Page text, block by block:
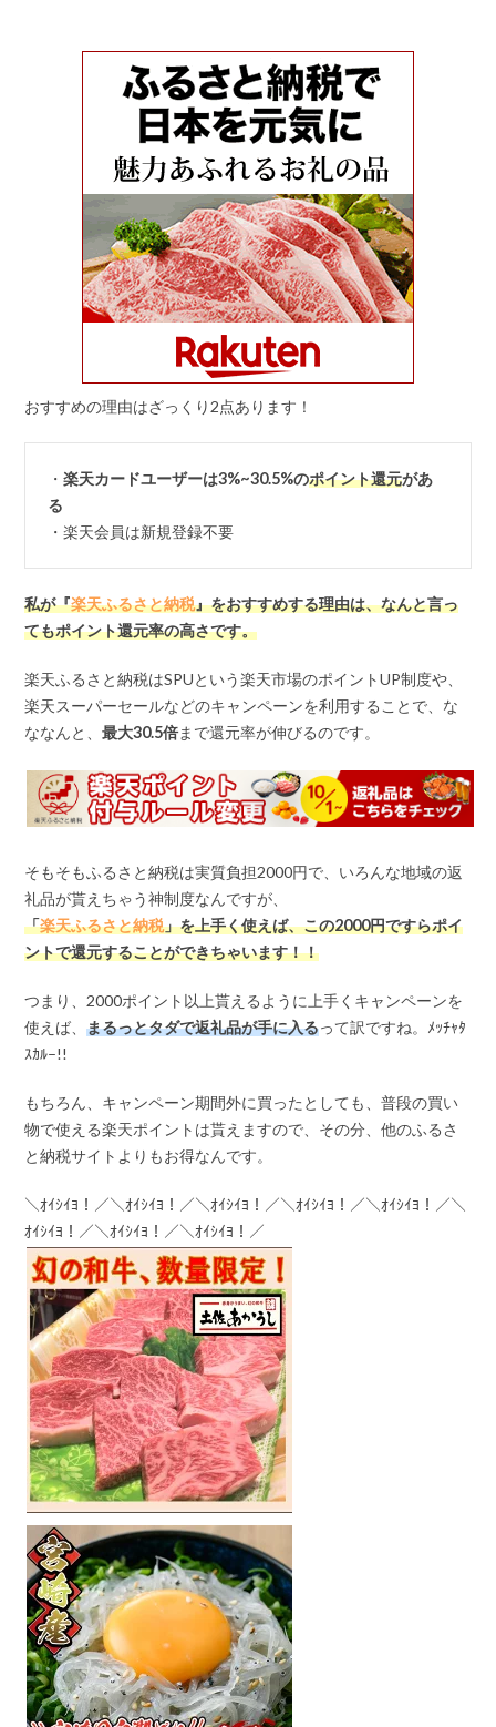
おすすめの理由はざっくり2点あります！
・楽天カードユーザーは3%~30.5%のポイント還元があ
る
・楽天会員は新規登録不要
私が『楽天ふるさと納税』をおすすめする理由は、なんと言っ
てもポイント還元率の高さです。
楽天ふるさと納税はSPUという楽天市場のポイントUP制度や、
楽天スーパーセールなどのキャンペーンを利用することで、な
ななんと、最大30.5倍まで還元率が伸びるのです。
そもそもふるさと納税は実質負担2000円で、いろんな地域の返
礼品が貰えちゃう神制度なんですが、
「楽天ふるさと納税」を上手く使えば、この2000円ですらポイ
ントで還元することができちゃいます！！
つまり、2000ポイント以上貰えるように上手くキャンペーンを
使えば、まるっとタダで返礼品が手に入るって訳ですね。ﾒｯﾁｬﾀ
ｽｶﾙ–!!
もちろん、キャンペーン期間外に買ったとしても、普段の買い
物で使える楽天ポイントは貰えますので、その分、他のふるさ
と納税サイトよりもお得なんです。
＼ｵｲｼｲﾖ！／＼ｵｲｼｲﾖ！／＼ｵｲｼｲﾖ！／＼ｵｲｼｲﾖ！／＼ｵｲｼｲﾖ！／＼
ｵｲｼｲﾖ！／＼ｵｲｼｲﾖ！／＼ｵｲｼｲﾖ！／